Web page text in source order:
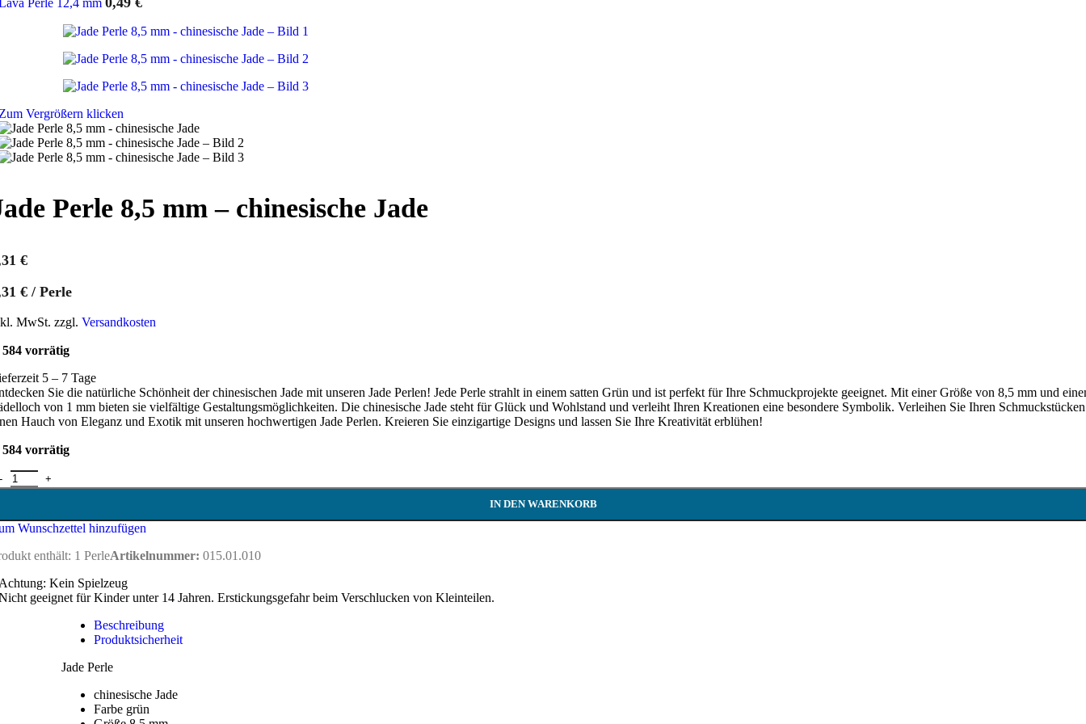
Perle 12,4 mm
Vergrößern klicken
Perle 8,5 mm – chinesische Jade
€
€ / Perle
MwSt. zzgl. Versandkosten
584 vorrätig
5 – 7 Tage
Sie die natürliche Schönheit der chinesischen Jade mit unseren Jade Perlen! Jede Perle strahlt in einem satten Grün und ist perfekt für Ihre Schmuckprojekte geeignet. Mit einer Größe von 8,5 mm und
von 1 mm bieten sie vielfältige Gestaltungsmöglichkeiten. Die chinesische Jade steht für Glück und Wohlstand und verleiht Ihren Kreationen eine besondere Symbolik. Verleihen Sie Ihren Schmuckstücken
Hauch von Eleganz und Exotik mit unseren hochwertigen Jade Perlen. Kreieren Sie einzigartige Designs und lassen Sie Ihre Kreativität erblühen!
584 vorrätig
Perle 8,5 mm - chinesische Jade Menge
IN DEN WARENKORB
Wunschzettel hinzufügen
enthält: 1 PerleArtikelnummer: 015.01.010
Kein Spielzeug
geeignet für Kinder unter 14 Jahren. Erstickungsgefahr beim Verschlucken von Kleinteilen.
Beschreibung
Produktsicherheit
Jade Perle
chinesische Jade
Farbe grün